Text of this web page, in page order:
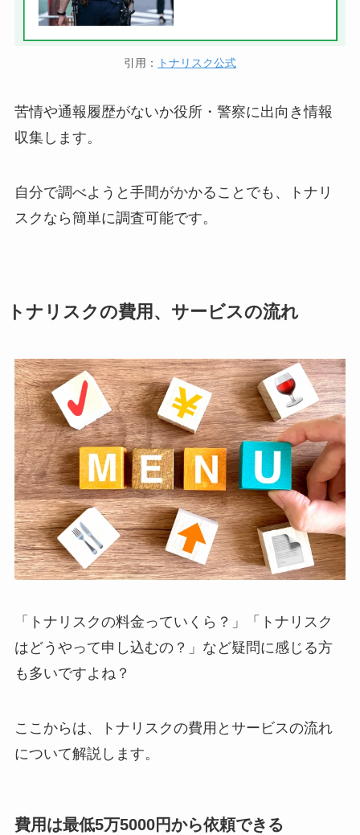
引用： トナリスク公式
苦情や通報履歴がないか役所・警察に出向き情報
収集します。
自分で調べようと手間がかかることでも、トナリ
スクなら簡単に調査可能です。
トナリスクの費用、サービスの流れ
「トナリスクの料金っていくら？」「トナリスク
はどうやって申し込むの？」など疑問に感じる方
も多いですよね？
ここからは、トナリスクの費用とサービスの流れ
について解説します。
費用は最低5万5000円から依頼できる